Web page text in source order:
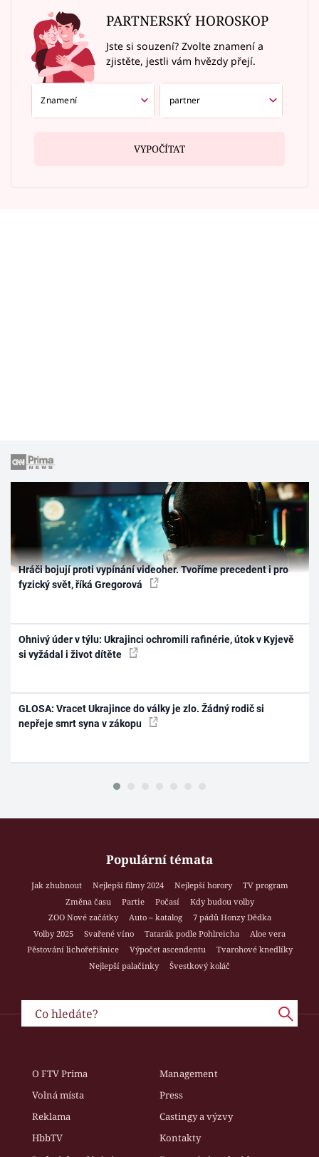
PARTNERSKÝ HOROSKOP
Jste si souzení? Zvolte znamení a
zjistěte, jestli vám hvězdy přejí.
VYPOČÍTAT
Hráči bojují proti vypínání videoher. Tvoříme precedent i pro
fyzický svět, říká Gregorová
Ohnivý úder v týlu: Ukrajinci ochromili rafinérie, útok v Kyjevě
si vyžádal i život dítěte
GLOSA: Vracet Ukrajince do války je zlo. Žádný rodič si
nepřeje smrt syna v zákopu
Populární témata
Jak zhubnout Nejlepší filmy 2024 Nejlepší horory
TV program
Změna času
Partie Počasí
Kdy budou volby
ZOO Nové začátky
Auto – katalog
7 pádů Honzy Dědka
Volby 2025
Svařené víno Tatarák podle Pohlreicha
Aloe vera
Pěstování lichořeřišnice
Výpočet ascendentu
Tvarohové knedlíky
Nejlepší palačinky
Švestkový koláč
O FTV Prima
Management
Volná místa
Press
Reklama
Castingy a výzvy
HbbTV
Kontakty